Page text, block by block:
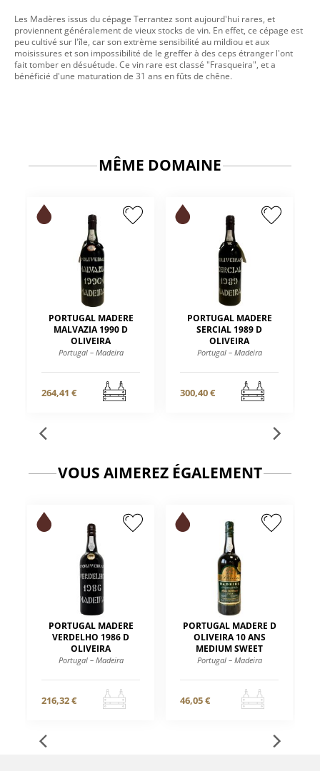
Les Madères issus du cépage Terrantez sont aujourd'hui rares, et
proviennent généralement de vieux stocks de vin. En effet, ce cépage est
peu cultivé sur l'île, car son extrème sensibilité au mildiou et aux
moisissures et son impossibilité de le greffer à des ceps étranger l'ont
fait tomber en désuétude. Ce vin rare est classé "Frasqueira", et a
bénéficié d'une maturation de 31 ans en fûts de chêne.
MÊME DOMAINE
PORTUGAL MADERE
MALVAZIA 1990 D
OLIVEIRA
Portugal – Madeira
264,41 €
PORTUGAL MADERE
SERCIAL 1989 D
OLIVEIRA
Portugal – Madeira
300,40 €
VOUS AIMEREZ ÉGALEMENT
PORTUGAL MADERE
VERDELHO 1986 D
OLIVEIRA
Portugal – Madeira
216,32 €
PORTUGAL MADERE D
OLIVEIRA 10 ANS
MEDIUM SWEET
Portugal – Madeira
46,05 €